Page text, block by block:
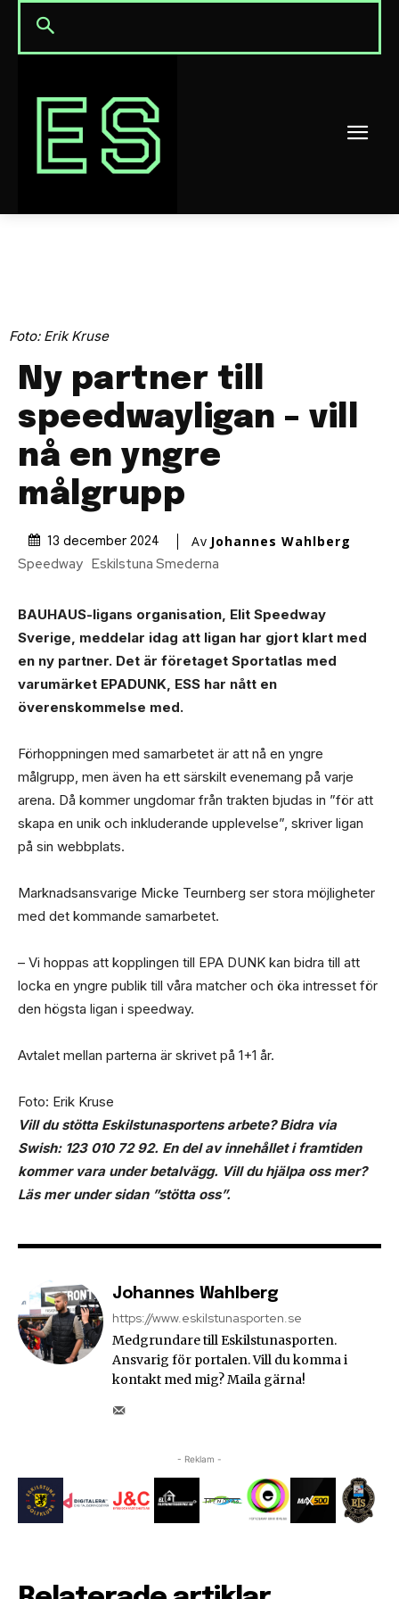
Foto: Erik Kruse
Ny partner till
speedwayligan – vill
nå en yngre
målgrupp
13 december 2024 Av Johannes Wahlberg
Speedway Eskilstuna Smederna
BAUHAUS-ligans organisation, Elit Speedway
Sverige, meddelar idag att ligan har gjort klart med
en ny partner. Det är företaget Sportatlas med
varumärket EPADUNK, ESS har nått en
överenskommelse med.
Förhoppningen med samarbetet är att nå en yngre
målgrupp, men även ha ett särskilt evenemang på varje
arena. Då kommer ungdomar från trakten bjudas in ”för att
skapa en unik och inkluderande upplevelse”, skriver ligan
på sin webbplats.
Marknadsansvarige Micke Teurnberg ser stora möjligheter
med det kommande samarbetet.
– Vi hoppas att kopplingen till EPA DUNK kan bidra till att
locka en yngre publik till våra matcher och öka intresset för
den högsta ligan i speedway.
Avtalet mellan parterna är skrivet på 1+1 år.
Foto: Erik Kruse
Vill du stötta Eskilstunasportens arbete? Bidra via
Swish: 123 010 72 92. En del av innehållet i framtiden
kommer vara under betalvägg. Vill du hjälpa oss mer?
Läs mer under sidan ”stötta oss”.
Johannes Wahlberg
https://www.eskilstunasporten.se
Medgrundare till Eskilstunasporten.
Ansvarig för portalen. Vill du komma i
kontakt med mig? Maila gärna!
- Reklam -